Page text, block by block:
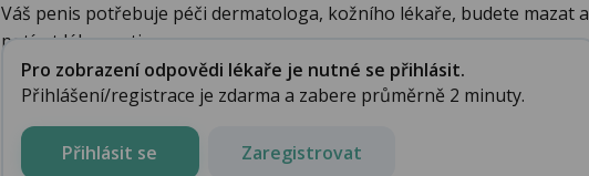
Váš penis potřebuje péči dermatologa, kožního lékaře, budete mazat a
potírat léky proti m...
Pro zobrazení odpovědi lékaře je nutné se přihlásit.
Přihlášení/registrace je zdarma a zabere průměrně 2 minuty.
Přihlásit se Zaregistrovat